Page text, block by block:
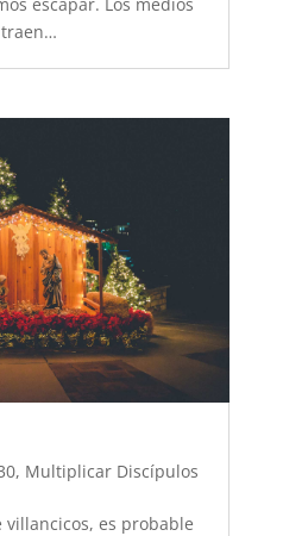
, Multiplicar Discípulos
es probable